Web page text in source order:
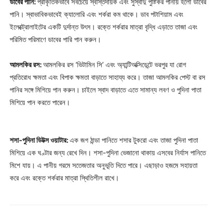
পানি। স্বাভাবিকভাবেই ক্যালোরি এবং শর্করা কম থাকে। ডাব পটাশিয়াম এবং
ইলেক্ট্রোলাইটের একটি দুর্দান্ত উৎস। রক্তে শর্করার মাত্রা বৃদ্ধি এড়াতে তাজা এবং
পরিমিত পরিমাণে ডাবের পারি পান করুন।
আমলকির রস:আমলকির রস ‘ভিটামিন সি’ এবং অ্যান্টিঅক্সিডেন্টে ভরপুর যা রোগ
প্রতিরোধ ক্ষমতা এবং বিপাক ক্ষমতা বাড়াতে সাহায্য করে। তাজা আমলকির পেস্ট বা রস
পানির সঙ্গে মিশিয়ে পান করুন। চাইলে স্বাদ বাড়াতে এতে সামান্য লবণ ও পুদিনা পাতা
মিশিয়ে পান করতে পারেন।
শসা-পুদিনা ডিটক্স ওয়াটার:এক জগ ঠান্ডা পানিতে শসার টুকরো এবং তাজা পুদিনা পাতা
মিশিয়ে এক ঘণ্টার জন্য রেখে দিন। শসা-পুদিনা ভেজানো থাকায় এসবের নির্যাস পানিতে
মিশে যায়। এ পানীয় গরমে সতেজতার অনুভূতি দিতে পারে। এছাড়াও হজমে সহায়তা
করে এবং রক্তে শর্করার মাত্রা স্থিতিশীল রাখে।